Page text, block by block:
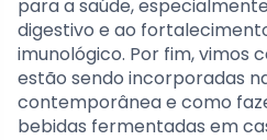
para a saúde,
digestivo e ao
imunológico. Por fim, vimos
estão sendo incorporadas
contemporânea e como
bebidas fermentadas em